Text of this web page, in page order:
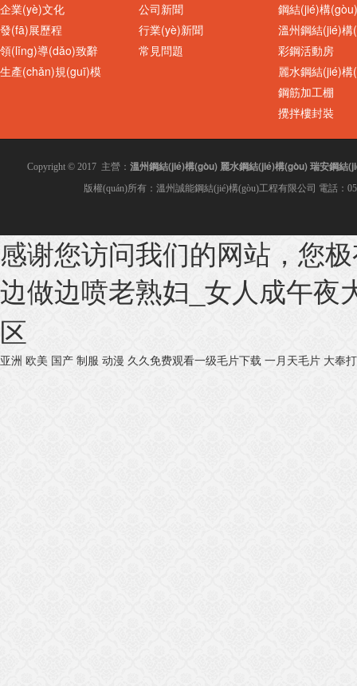
PVC采光板 溫州采光瓦 960型夾芯
企業(yè)文化
發(fā)展歷程
領(lǐng)導(dǎo)致辭
生產(chǎn)規(guī)模
公司新聞
行業(yè)新聞
常見問題
鋼結(jié)構
溫州鋼結(jié)構
彩鋼活動房
麗水鋼結(jié)構
鋼筋加工棚
攪拌樓封裝
Copyright © 2017 主營： 溫州鋼結(jié)構(gòu) 麗水鋼結(jié)構(gòu)瑞安鋼結
版權(quán)所有：溫州誠能鋼結(jié)構(gòu)工程有限公司 電話：
感谢您访问我们的网站，您
边做边喷老熟妇_女人成午夜
区
亚洲 欧美 国产 制服 动漫 久久免费观看一级毛片下载 一月天毛片 大奉